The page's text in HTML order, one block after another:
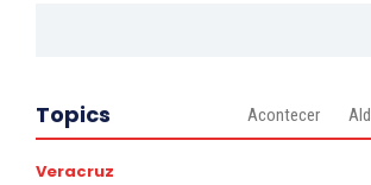
Topics Acontecer
Veracruz